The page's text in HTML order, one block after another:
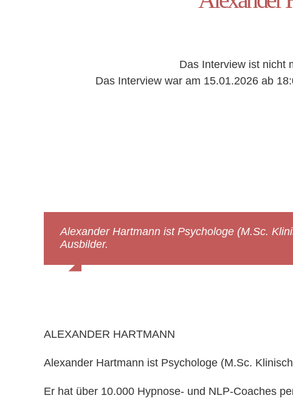
Das Interview ist nicht
Das Interview war am 15.01.2026 ab
Alexander Hartmann ist Psychologe (M.Sc.
Ausbilder.
ALEXANDER HARTMANN
Alexander Hartmann ist Psychologe (M.Sc.
Er hat über 10.000 Hypnose- und NLP-Coaches